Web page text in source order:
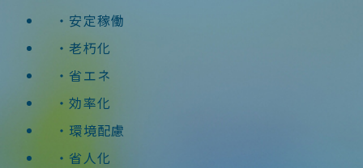
安定稼働
老朽化
省エネ
効率化
環境配慮
省人化